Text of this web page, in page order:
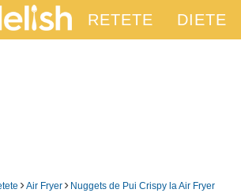
RETETE DIETE
›Air Fryer › Nuggets de Pui Crispy la Air Fryer